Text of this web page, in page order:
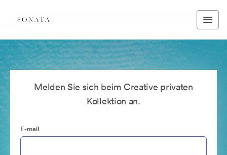
Melden Sie sich beim Creative privaten
Kollektion an.
E-mail